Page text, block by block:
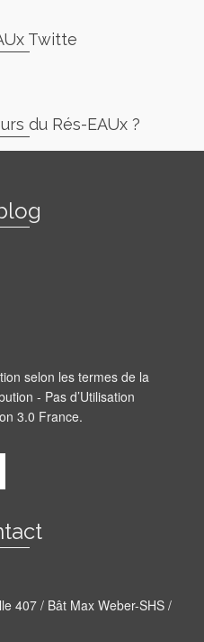
Twitte
du Rés-EAUx ?
selon les termes de la
- Pas d’Utilisation
3.0 France.
407 / Bât Max Weber-SHS /